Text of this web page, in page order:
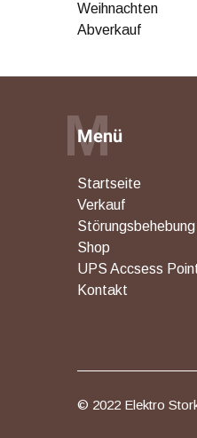
Weihnachten
Abverkauf
Menü
M
Startseite
Verkauf
Störungsbehebung
Shop
UPS Accsess
Kontakt
© 2022 Elektro